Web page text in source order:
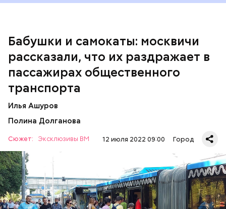
Бабушки и самокаты: москвичи
рассказали, что их раздражает в
пассажирах общественного
транспорта
Илья Ашуров
Полина Долганова
Сюжет: Эксклюзивы ВМ 12 июля 2022 09:00 Город
— Вот меня очень раздражает, когда пытаешься
выйти из вагона метро, а люди стоят прямо по
центру в дверях. И приходится их толкать, а они
не дают тебе пройти, что очень бестактно, —
пожаловался Игорь, 55 лет.